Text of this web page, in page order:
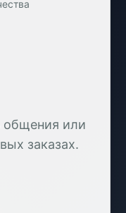
общения или
заказах.